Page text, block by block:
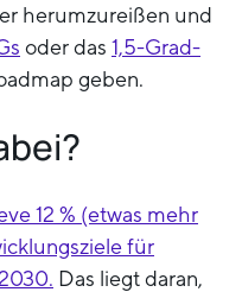
herumzureißen und
oder das 1,5-Grad-
geben.
12 % (etwas mehr
für
Das liegt daran,